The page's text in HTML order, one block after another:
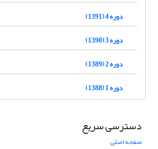
دوره 4 (1391)
دوره 3 (1390)
دوره 2 (1389)
دوره 1 (1388)
دسترسی سریع
صفحه اصلی